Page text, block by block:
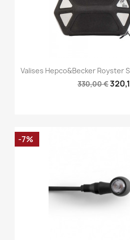
Valises Hepco&Becker Royster
330,00 €
-7%